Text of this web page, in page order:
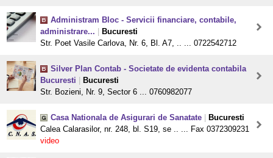
Administram Bloc - Servicii financiare, contabile,
administrare...
Bucuresti
Str. Poet Vasile Carlova, Nr. 6, Bl. A7, .. ... 0722542712
Silver Plan Contab - Societate de evidenta contabila
Bucuresti
Bucuresti
Str. Bozieni, Nr. 9, Sector 6 ... 0760982077
Casa Nationala de Asigurari de Sanatate
Bucuresti
Calea Calarasilor, nr. 248, bl. S19, se .. ... Fax 0372309231
video